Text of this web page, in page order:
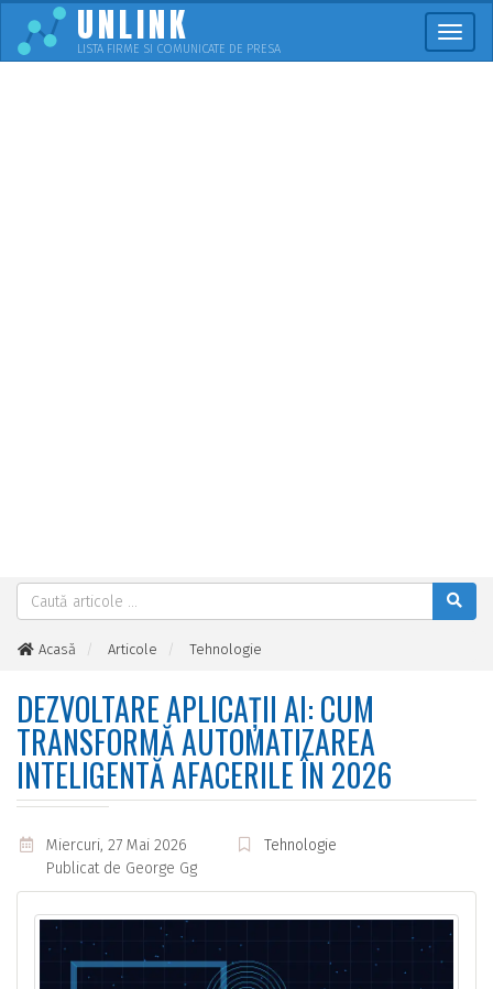
UNLINK
LISTA FIRME SI COMUNICATE DE PRESA
Acasă Articole
Tehnologie
DEZVOLTARE APLICAȚII AI: CUM
TRANSFORMĂ AUTOMATIZAREA
INTELIGENTĂ AFACERILE ÎN 2026
Miercuri, 27 Mai 2026
Tehnologie
Publicat de George Gg